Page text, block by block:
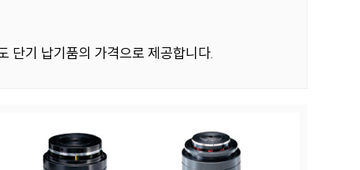
단기 납기품의 가격으로 제공합니다.